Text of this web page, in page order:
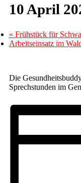
10 April
« Frühstück für
Arbeitseinsatz im
Die
Sprechstunden im